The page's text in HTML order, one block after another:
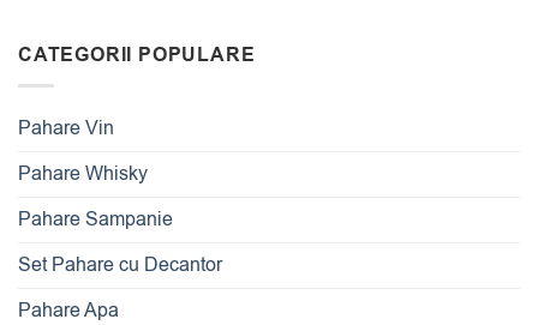
CATEGORII POPULARE
Pahare Vin
Pahare Whisky
Pahare Sampanie
Set Pahare cu Decantor
Pahare Apa